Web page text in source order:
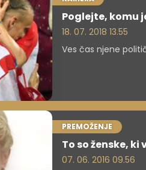
Poglejte, komu
18. 07. 2018 13.55
Ves čas njene
PREMOŽENJE
To so ženske,
07. 06. 2016 09.56